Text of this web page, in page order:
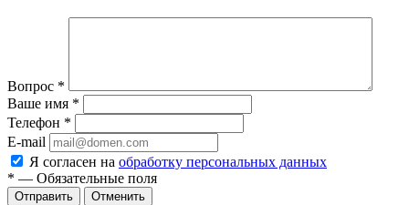
Вопрос *
Ваше имя *
Телефон *
E-mail
Я согласен на обработку персональных данных
* — Обязательные поля
Отменить